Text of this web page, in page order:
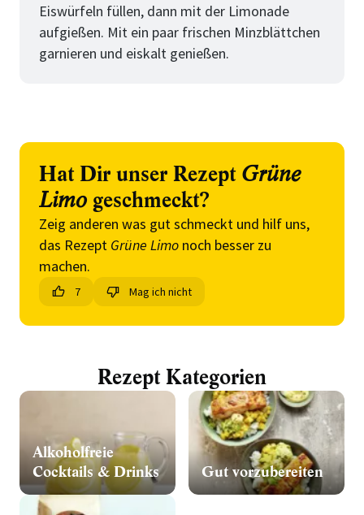
Eiswürfeln füllen, dann mit der Limonade
aufgießen. Mit ein paar frischen Minzblättchen
garnieren und eiskalt genießen.
Hat Dir unser Rezept Grüne
Limo geschmeckt?
Zeig anderen was gut schmeckt und hilf uns,
das Rezept Grüne Limo noch besser zu
machen.
7 Mag ich nicht
Rezept Kategorien
Alkoholfreie
Cocktails & Drinks
Gut vorzubereiten